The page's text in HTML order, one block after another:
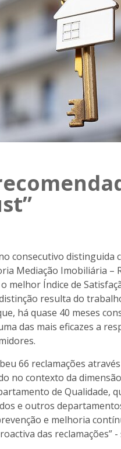
consecutivo distinguida
Mediação Imobiliária –
melhor Índice de
resulta do
há quase 40 meses
das mais eficazes a
66 reclamações
no contexto da
de Qualidade,
e outros
e melhoria
das reclamações”